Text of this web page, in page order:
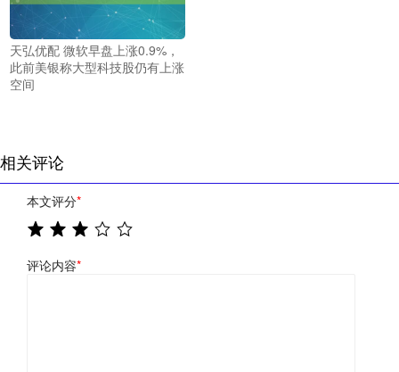
天弘优配 微软早盘上涨0.9%，
此前美银称大型科技股仍有上涨
空间
相关评论
本文评分*
评论内容*